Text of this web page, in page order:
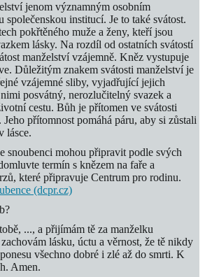
jenom významným osobním
společenskou institucí. Je to také svátost.
pokřtěného muže a ženy, kteří jsou
lásky. Na rozdíl od ostatních svátostí
manželství vzájemně. Kněz vystupuje
Důležitým znakem svátosti manželství je
vzájemné sliby, vyjadřující jejich
posvátný, nerozlučitelný svazek a
cestu. Bůh je přítomen ve svátosti
Jeho přítomnost pomáhá páru, aby si zůstali
lásce.
snoubenci mohou připravit podle svých
termín s knězem na faře a
které připravuje Centrum pro rodinu.
(dcpr.cz)
..., a přijímám tě za manželku
lásku, úctu a věrnost, že tě nikdy
všechno dobré i zlé až do smrti. K
Amen.